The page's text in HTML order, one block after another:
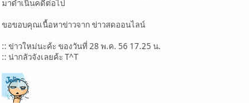
มาดำเนินคดีต่อไป
ขอขอบคุณเนื้อหาข่าวจาก ข่าวสดออนไลน์
:: ข่าวใหม่นะค้ะ ของวันที่ 28 พ.ค. 56 17.25 น.
:: น่ากลัวจังเลยค้ะ T^T